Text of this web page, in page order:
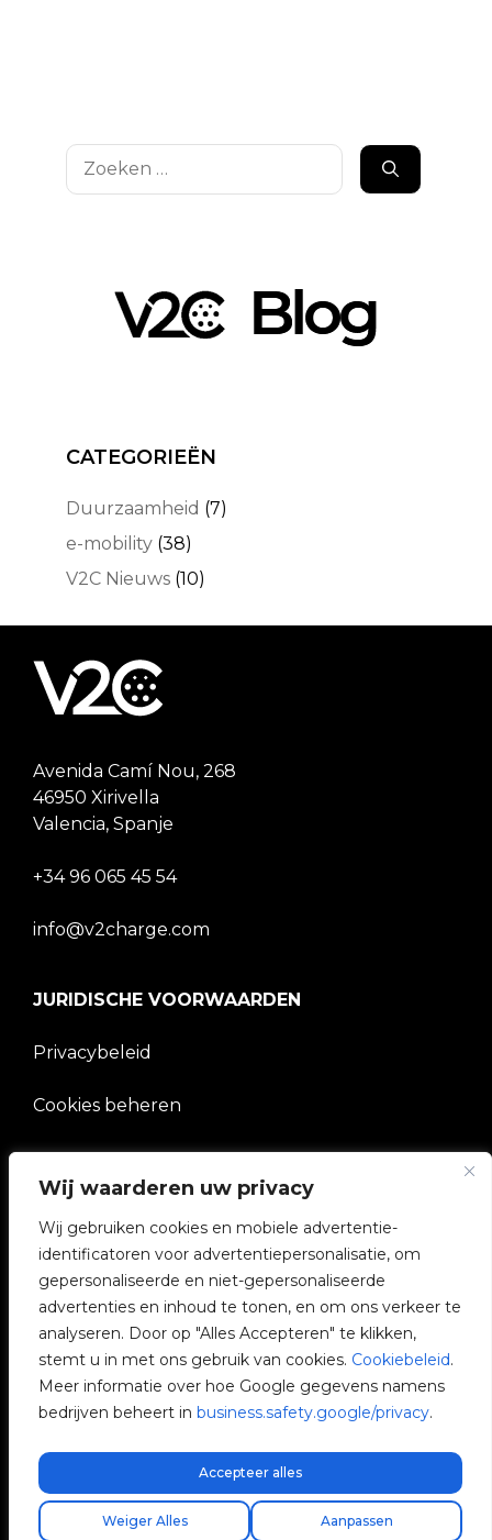
Wij waarderen uw privacy
Wij gebruiken cookies en mobiele advertentie-
identificatoren voor advertentiepersonalisatie, om
gepersonaliseerde en niet-gepersonaliseerde
advertenties en inhoud te tonen, en om ons verkeer te
analyseren. Door op "Alles Accepteren" te klikken,
stemt u in met ons gebruik van cookies. Cookiebeleid.
Meer informatie over hoe Google gegevens namens
bedrijven beheert in business.safety.google/privacy.
Aanpassen
Weiger Alles
Accepteer alles
Zoek
CATEGORIEËN
Duurzaamheid (7)
e-mobility (38)
V2C Nieuws (10)
Avenida Camí Nou, 268
46950 Xirivella
Valencia, Spanje
+34 96 065 45 54
info@v2charge.com
JURIDISCHE VOORWAARDEN
Privacybeleid
Cookies beheren
BEDRIJF
V2C Gemeenschap
e-Chargers
V2C Cloud
V2C Payments
Gratis express verzending!
V2C © 2026 All rights reserved.